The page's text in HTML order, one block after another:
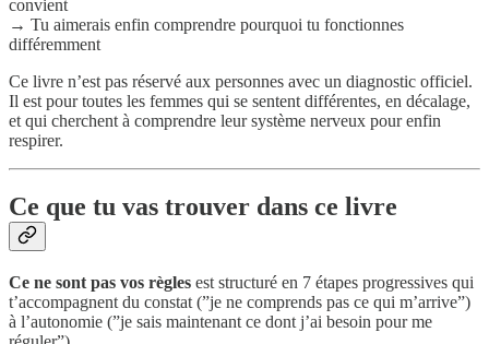
convient
→ Tu aimerais enfin comprendre pourquoi tu fonctionnes
différemment
Ce livre n’est pas réservé aux personnes avec un diagnostic officiel.
Il est pour toutes les femmes qui se sentent différentes, en décalage,
et qui cherchent à comprendre leur système nerveux pour enfin
respirer.
Ce que tu vas trouver dans ce livre
Ce ne sont pas vos règles est structuré en 7 étapes progressives qui
t’accompagnent du constat (”je ne comprends pas ce qui m’arrive”)
à l’autonomie (”je sais maintenant ce dont j’ai besoin pour me